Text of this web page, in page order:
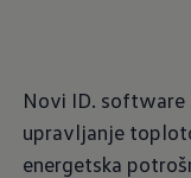
Novi ID. software
upravljanje
energetska